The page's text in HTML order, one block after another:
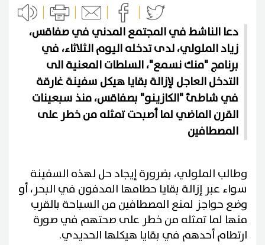
دعا الناشط في المجتمع المدني في صفاقس،
زياد الملولي، لدى تدخله اليوم الثلاثاء، في
برنامج "منك نسمع"، السلطات المعنية الى
التدخل العاجل لإزالة بقايا هيكل سفينة غارقة
في شاطئ "الكازينو" بصفاقس، منذ سبعينات
القرن الماضي لما أصبحت تمثله من خطر على
المصطافين
وطالب الملولي، بضرورة إيجاد حل لهذه السفينة
سواء عبر إزالة بقايا حطامها المدفون في البحر، أو
وضع حواجز لمنع المصطافين من السباحة بالقرب
منها لما تمثله من خطر على صحتهم في صورة
ارتطام أحدهم في بقايا هيكلها الحديدي.